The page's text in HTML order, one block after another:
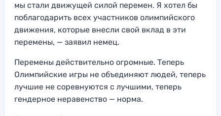
мы стали движущей силой перемен. Я хотел бы
поблагодарить всех участников олимпийского
движения, которые внесли свой вклад в эти
перемены, — заявил немец.
Перемены действительно огромные. Теперь
Олимпийские игры не объединяют людей, теперь
лучшие не соревнуются с лучшими, теперь
гендерное неравенство — норма.